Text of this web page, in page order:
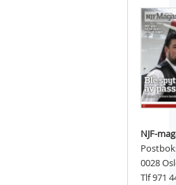
NJF-
0028
Tlf 971